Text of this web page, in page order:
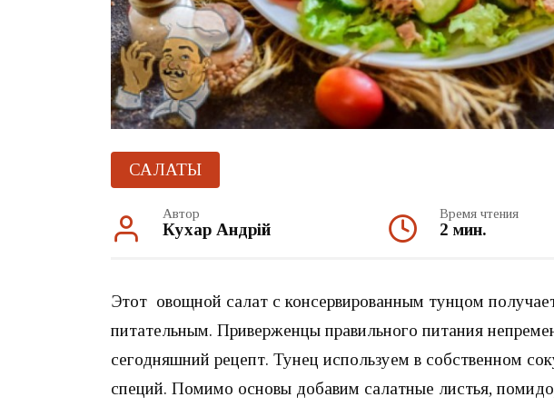
САЛАТЫ
Автор
Кухар Андрій
Время чтения
2 мин.
Этот овощной салат с консервированным тунцом
питательным. Приверженцы правильного питания
сегодняшний рецепт. Тунец используем в собственном
специй. Помимо основы добавим салатные листья,